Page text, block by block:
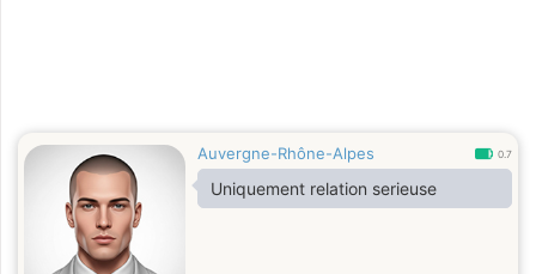
Auvergne-Rhône-Alpes 0.7
Uniquement relation serieuse